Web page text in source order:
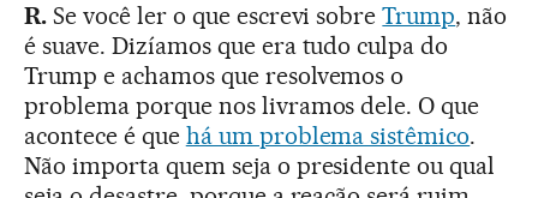
R. Se você ler o que escrevi sobreTrump, não
é suave. Dizíamos que era tudo culpa do
Trump e achamos que resolvemos o
problema porque nos livramos dele. O que
acontece é que há um problema sistêmico.
Não importa quem seja o presidente ou qual